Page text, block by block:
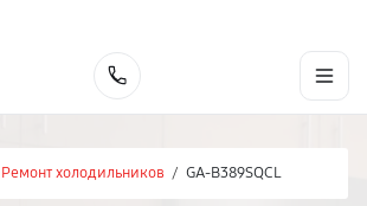
Ремонт холодильников / GA-B389SQCL